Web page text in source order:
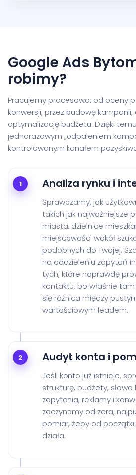
Google Ads
robimy?
Pracujemy procesowo: od oceny
konwersji, przez budowę kampanii,
optymalizację budżetu. Dzięki
jednorazowym „odpaleniem
kontrolowanym kanałem
1 Analiza rynku i
Sprawdzamy, jak
takich jak najważniejsze
miasta, dzielnice
miejscowości wokół
podobnych do Twojej.
na oddzieleniu zapytań
tych, które naprawdę
kontaktu, bo właśnie
się różnica między
wartościowym leadem.
2 Audyt konta i
Jeśli konto już istnieje,
strukturę, budżety, słowa
zapytania, reklamy i
zaczynamy od zera,
pomiar, żeby od
działa.